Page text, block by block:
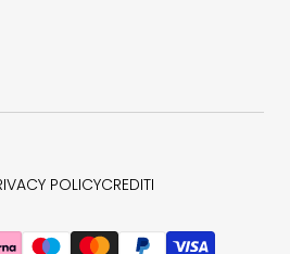
POLICYCREDITI
accettati